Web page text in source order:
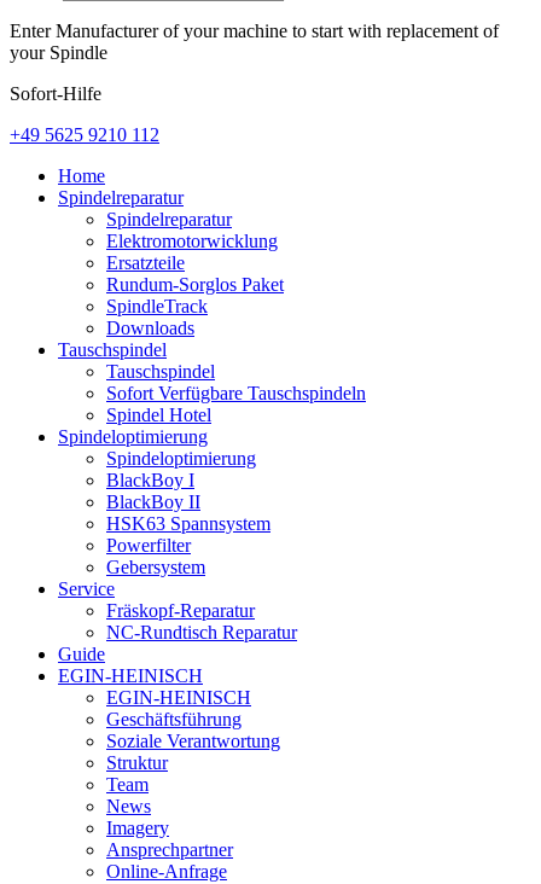
Enter Manufacturer of your machine to start with replacement of
your Spindle
Sofort-Hilfe
+49 5625 9210 112
Home
Spindelreparatur
Spindelreparatur
Elektromotorwicklung
Ersatzteile
Rundum-Sorglos Paket
SpindleTrack
Downloads
Tauschspindel
Tauschspindel
Sofort Verfügbare Tauschspindeln
Spindel Hotel
Spindeloptimierung
Spindeloptimierung
BlackBoy I
BlackBoy II
HSK63 Spannsystem
Powerfilter
Gebersystem
Service
Fräskopf-Reparatur
NC-Rundtisch Reparatur
Guide
EGIN-HEINISCH
EGIN-HEINISCH
Geschäftsführung
Soziale Verantwortung
Struktur
Team
News
Imagery
Ansprechpartner
Online-Anfrage